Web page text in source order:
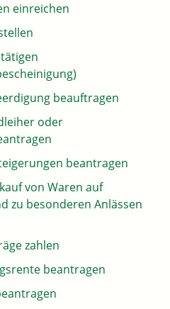
einreichen
beauftragen
oder
beantragen
von Waren auf
zu besonderen Anlässen
zahlen
beantragen